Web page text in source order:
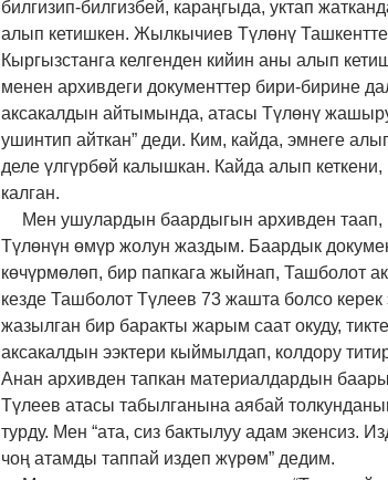
билгизип-билгизбей, караңгыда, уктап
алып кетишкен. Жылкычиев Түлөнү
Кыргызстанга келгенден кийин аны алып
менен архивдеги документтер бири-бирине
аксакалдын айтымында, атасы Түлөнү
ушинтип айткан” деди. Ким, кайда, эмнеге
деле үлгүрбөй калышкан. Кайда алып кеткени,
калган.
Мен ушулардын баардыгын архивден
Түлөнүн өмүр жолун жаздым. Баардык
көчүрмөлөп, бир папкага жыйнап, Ташболот
кезде Ташболот Түлеев 73 жашта болсо
жазылган бир баракты жарым саат окуду,
аксакалдын ээктери кыймылдап, колдору
Анан архивден тапкан материалдардын
Түлеев атасы табылганына аябай
турду. Мен “ата, сиз бактылуу адам экенсиз.
чоң атамды таппай издеп жүрөм” дедим.